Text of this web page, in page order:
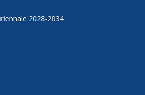
2028-2034